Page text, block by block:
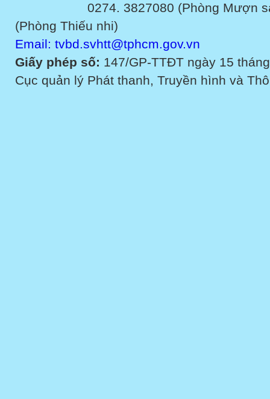
0274. 3827080 (Phòng Mượn sách
(Phòng Thiếu nhi)
Email: tvbd.svhtt@tphcm.gov.vn
Giấy phép số: 147/GP-TTĐT ngày 15
Cục quản lý Phát thanh, Truyền hình và